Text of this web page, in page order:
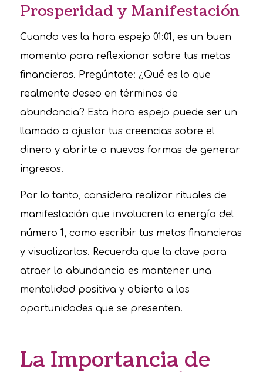
Prosperidad y Manifestación
Cuando ves la hora espejo 01:01, es un buen
momento para reflexionar sobre tus metas
financieras. Pregúntate: ¿Qué es lo que
realmente deseo en términos de
abundancia? Esta hora espejo puede ser un
llamado a ajustar tus creencias sobre el
dinero y abrirte a nuevas formas de generar
ingresos.
Por lo tanto, considera realizar rituales de
manifestación que involucren la energía del
número 1, como escribir tus metas financieras
y visualizarlas. Recuerda que la clave para
atraer la abundancia es mantener una
mentalidad positiva y abierta a las
oportunidades que se presenten.
La Importancia de